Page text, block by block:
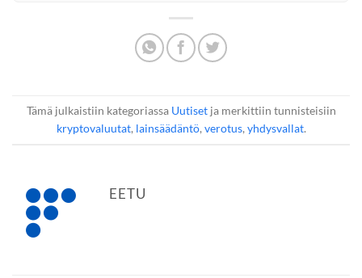
Tämä julkaistiin kategoriassa Uutisetja merkittiin tunnisteisiin
kryptovaluutat, lainsäädäntö, verotus, yhdysvallat.
EETU